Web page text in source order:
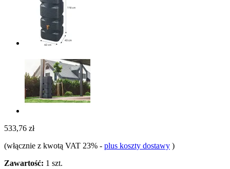
533,76 zł
(włącznie z kwotą VAT 23% - plus koszty dostawy )
Zawartość: 1 szt.